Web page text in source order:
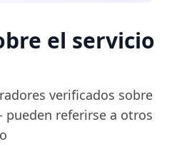
el servicio
verificados sobre
referirse a otros